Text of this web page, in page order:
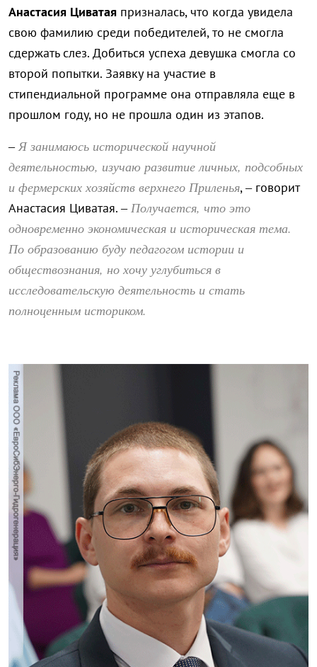
Анастасия Циватая призналась, что когда увидела
свою фамилию среди победителей, то не смогла
сдержать слез. Добиться успеха девушка смогла со
второй попытки. Заявку на участие в
стипендиальной программе она отправляла еще в
прошлом году, но не прошла один из этапов.
–Я занимаюсь исторической научной
деятельностью, изучаю развитие личных, подсобных
и фермерских хозяйств верхнего Приленья, – говорит
Анастасия Циватая. –Получается, что это
одновременно экономическая и историческая тема.
По образованию буду педагогом истории и
обществознания, но хочу углубиться в
исследовательскую деятельность и стать
полноценным историком.